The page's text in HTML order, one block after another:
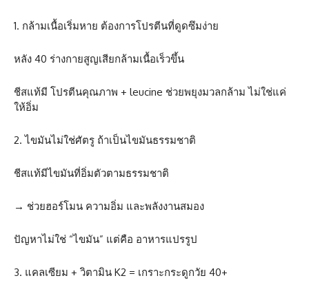
1. กล้ามเนื้อเริ่มหาย ต้องการโปรตีนที่ดูดซึมง่าย
หลัง 40 ร่างกายสูญเสียกล้ามเนื้อเร็วขึ้น
ชีสแท้มี โปรตีนคุณภาพ + leucine ช่วยพยุงมวลกล้าม ไม่ใช่แค่
ให้อิ่ม
2. ไขมันไม่ใช่ศัตรู ถ้าเป็นไขมันธรรมชาติ
ชีสแท้มีไขมันที่อิ่มตัวตามธรรมชาติ
→ ช่วยฮอร์โมน ความอิ่ม และพลังงานสมอง
ปัญหาไม่ใช่ “ไขมัน” แต่คือ อาหารแปรรูป
3. แคลเซียม + วิตามิน K2 = เกราะกระดูกวัย 40+